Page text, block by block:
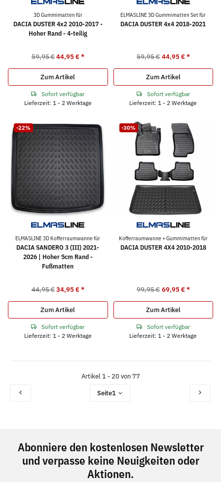
3D Gummimatten für
DACIA DUSTER 4x2 2010-2017 -
Hoher Rand - 4-teilig
59,95 € 44,95 €*
Zum Artikel
Sofort verfügbar
Lieferzeit: 1 - 2 Werktage
ELMASLINE 3D Gummimatten Set für
DACIA DUSTER 4x4 2018-2021
59,95 € 44,95 €*
Zum Artikel
Sofort verfügbar
Lieferzeit: 1 - 2 Werktage
-22%
ELMASLINE 3D Kofferraumwanne für
DACIA SANDERO 3 (III) 2021-
2026 | Hoher 5cm Rand -
Fußmatten
44,95 € 34,95 €*
Zum Artikel
Sofort verfügbar
Lieferzeit: 1 - 2 Werktage
-30%
Kofferraumwanne + Gummimatten für
DACIA DUSTER 4X4 2010-2018
99,95 € 69,95 €*
Zum Artikel
Sofort verfügbar
Lieferzeit: 1 - 2 Werktage
Artikel 1 - 20 von 77
Seite1
Abonniere den kostenlosen Newsletter
und verpasse keine Neuigkeiten oder
Aktionen.